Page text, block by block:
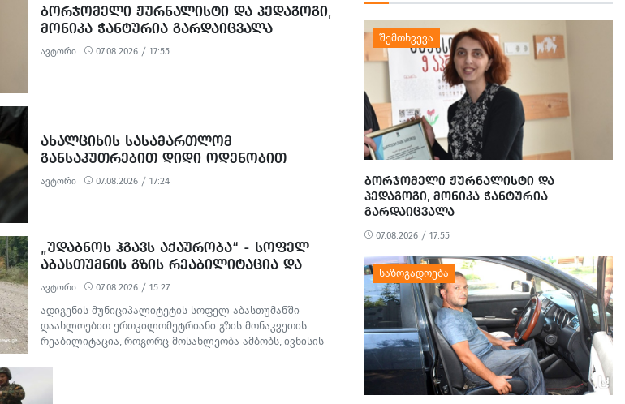
ᲑᲝᲠᲯᲝᲛᲔᲚᲘ ᲟᲣᲠᲜᲐᲚᲘᲡᲢᲘ ᲓᲐ ᲞᲔᲓᲐᲒᲝᲒᲘ,
ᲛᲝᲜᲘᲙᲐ ᲭᲐᲜᲢᲣᲠᲘᲐ ᲒᲐᲠᲓᲐᲘᲪᲕᲐᲚᲐ
ავტორი 07.08.2026 / 17:55
ᲐᲮᲐᲚᲪᲘᲮᲘᲡ ᲡᲐᲡᲐᲛᲐᲠᲗᲚᲝᲛ
ᲒᲐᲜᲡᲐᲙᲣᲗᲠᲔᲑᲘᲗ ᲓᲘᲓᲘ ᲝᲓᲔᲜᲝᲑᲘᲗ
ᲒᲐᲓᲐᲡᲐᲮᲐᲓᲔᲑᲘᲡ ᲗᲐᲕᲘᲡ ᲐᲠᲘᲓᲔᲑᲘᲡ, ᲓᲘᲓᲘ
ᲝᲓᲔᲜᲝᲑᲘᲗ ᲗᲐᲦᲚᲘᲗᲝᲑᲘᲡ ᲛᲪᲓᲔᲚᲝᲑᲘᲡ
ავტორი 07.08.2026 / 17:24
„ᲣᲓᲐᲑᲜᲝᲡ ᲰᲒᲐᲕᲡ ᲐᲥᲐᲣᲠᲝᲑᲐ“ - ᲡᲝᲤᲔᲚ
ᲐᲑᲐᲡᲗᲣᲛᲜᲘᲡ ᲒᲖᲘᲡ ᲠᲔᲐᲑᲘᲚᲘᲢᲐᲪᲘᲐ ᲓᲐ
ᲛᲝᲡᲐᲮᲚᲔᲝᲑᲘᲡ ᲞᲠᲝᲢᲔᲡᲢᲘ
ავტორი 07.08.2026 / 15:27
ადიგენის მუნიციპალიტეტის სოფელ აბასთუმანში
დაახლოებით ერთკილომეტრიანი გზის მონაკვეთის
რეაბილიტაცია, როგორც მოსახლეობა ამბობს, ივნისის
სამშენებლო სამუშაოების გამო წარმოქმნილი მტვერი,
ᲑᲝᲠᲯᲝᲛᲔᲚᲘ ᲟᲣᲠᲜᲐᲚᲘᲡᲢᲘ ᲓᲐ
ᲞᲔᲓᲐᲒᲝᲒᲘ, ᲛᲝᲜᲘᲙᲐ ᲭᲐᲜᲢᲣᲠᲘᲐ
ᲒᲐᲠᲓᲐᲘᲪᲕᲐᲚᲐ
07.08.2026 / 17:55